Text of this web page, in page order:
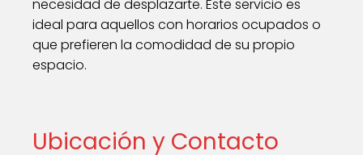
necesidad de desplazarte. Este servicio es
ideal para aquellos con horarios ocupados o
que prefieren la comodidad de su propio
espacio.
Ubicación y Contacto